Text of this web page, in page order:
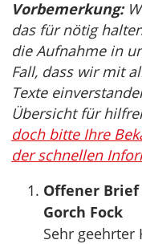
Vorbemerkung:
das für nötig
die Aufnahme in
Fall, dass wir mit
Texte
Übersicht für
doch bitte Ihre
der schnellen
Offener
Gorch Fock
Sehr geehrter